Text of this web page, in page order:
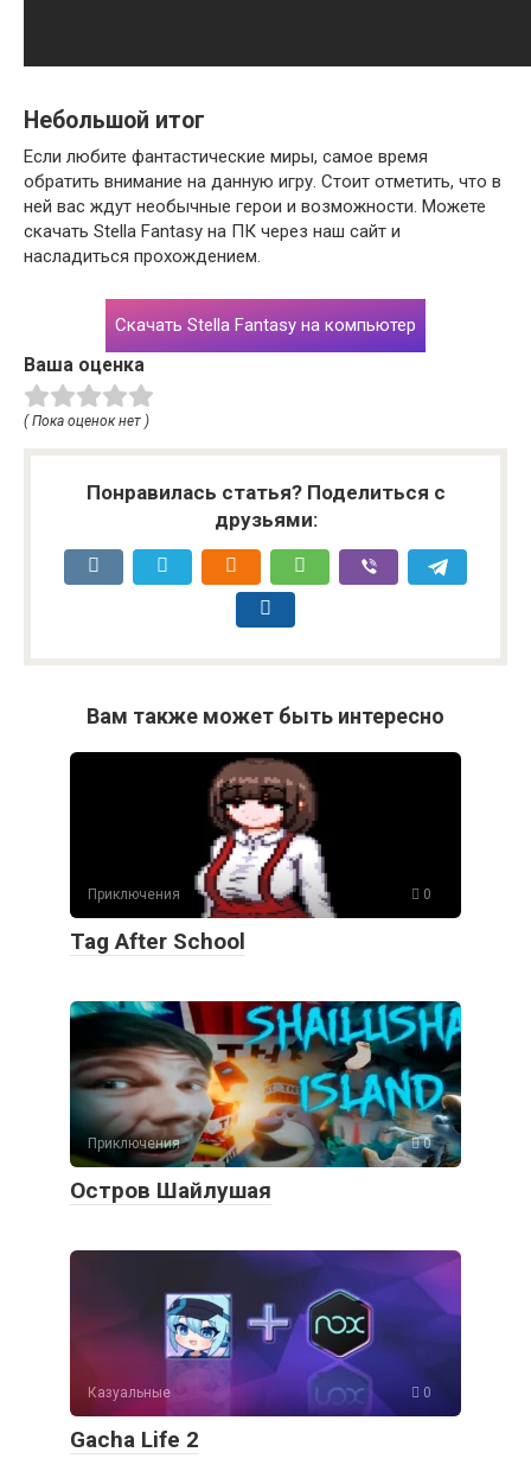
Небольшой итог
Если любите фантастические миры, самое время
обратить внимание на данную игру. Стоит отметить, что в
ней вас ждут необычные герои и возможности. Можете
скачать Stella Fantasy на ПК через наш сайт и
насладиться прохождением.
Скачать Stella Fantasy на компьютер
Ваша оценка
( Пока оценок нет )
Понравилась статья? Поделиться с
друзьями:
Вам также может быть интересно
Приключения 0
Tag After School
Приключения 0
Остров Шайлушая
Казуальные 0
Gacha Life 2